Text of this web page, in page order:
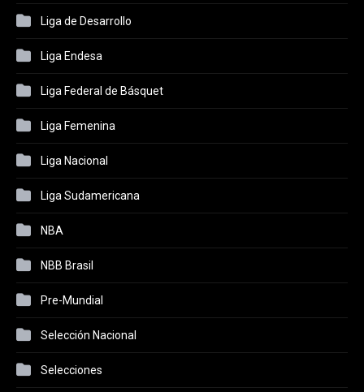
Liga de Desarrollo
Liga Endesa
Liga Federal de Básquet
Liga Femenina
Liga Nacional
Liga Sudamericana
NBA
NBB Brasil
Pre-Mundial
Selección Nacional
Selecciones